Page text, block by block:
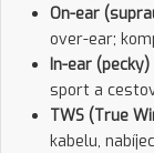
On-ear
over-ear;
In-ear (pecky)
sport a
TWS (True
kabelu,